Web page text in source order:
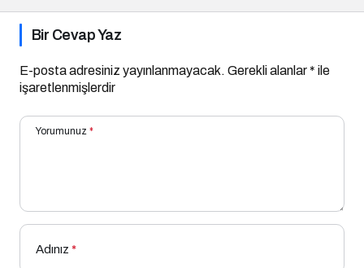
Bir Cevap Yaz
E-posta adresiniz yayınlanmayacak. Gerekli alanlar* ile
işaretlenmişlerdir
Yorumunuz *
Adınız *